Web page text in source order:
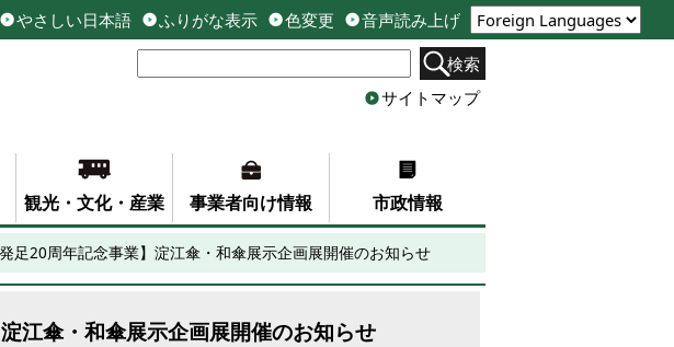
やさしい日本語 ふりがな表示 色変更
音声読み上げ
検索
サイトマップ
観光・文化・産業 事業者向け情報 市政情報
発足20周年記念事業】淀江傘・和傘展示企画展開催のお知らせ
江傘・和傘展示企画展開催のお知らせ